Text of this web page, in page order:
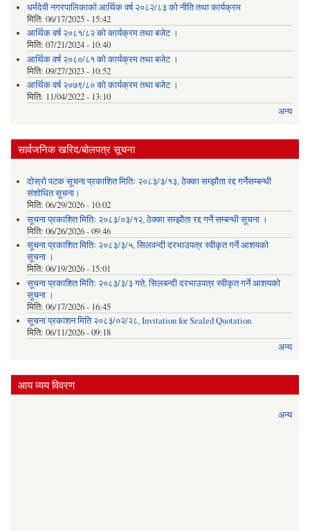
धर्मदेवी नगरपालिकाको आर्थिक वर्ष २०८२/८३ को नीति तथा कार्यक्रम
मिति: 06/17/2025 - 15:42
आर्थिक वर्ष २०८१/८२ को कार्यक्रम तथा बजेट ।
मिति: 07/21/2024 - 10:40
आर्थिक वर्ष २०८०/८१ को कार्यक्रम तथा बजेट ।
मिति: 09/27/2023 - 10:52
आर्थिक वर्ष २०७९/८० को कार्यक्रम तथा बजेट ।
मिति: 11/04/2022 - 13:10
अन्य
सार्वजनिक खरिद/बोलपत्र सूचना
दोस्रो पटक सूचना प्रकाशित मितिः २०८३/३/१३, ठेक्का सम्झौता रद्द गर्नेसम्बन्धी
संशोधित सूचना।
मिति: 06/29/2026 - 10:02
सूचना प्रकाशित मितिः २०८३/०३/१२, ठेक्का सम्झौता रद्द गर्ने सम्बन्धी सूचना ।
मिति: 06/26/2026 - 09:46
सूचना प्रकाशित मितिः २०८३/३/५, सिलवन्दी दरभाउपत्र स्वीकृत गर्ने आशयको
सूचना ।
मिति: 06/19/2026 - 15:01
सूचना प्रकाशित मितिः २०८३/३/३ गते, सिलबन्दी दरभाउपत्र स्वीकृत गर्ने आशयको
सूचना ।
मिति: 06/17/2026 - 16:45
सूचना प्रकाशन मिति २०८३/०२/२८, Invitation for Sealed Quotation
मिति: 06/11/2026 - 09:18
अन्य
आय व्यय विवरण
अन्य